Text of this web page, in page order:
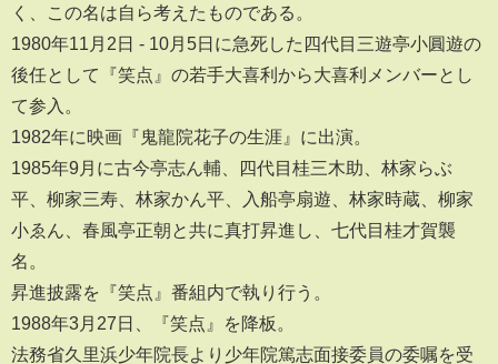
く、この名は自ら考えたものである。
1980年11月2日 - 10月5日に急死した四代目三遊亭小圓遊の
後任として『笑点』の若手大喜利から大喜利メンバーとし
て参入。
1982年に映画『鬼龍院花子の生涯』に出演。
1985年9月に古今亭志ん輔、四代目桂三木助、林家らぶ
平、柳家三寿、林家かん平、入船亭扇遊、林家時蔵、柳家
小ゑん、春風亭正朝と共に真打昇進し、七代目桂才賀襲
名。
昇進披露を『笑点』番組内で執り行う。
1988年3月27日、『笑点』を降板。
法務省久里浜少年院長より少年院篤志面接委員の委嘱を受